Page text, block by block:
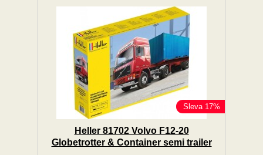
Sleva 17%
Heller 81702 Volvo F12-20
Globetrotter & Container semi trailer